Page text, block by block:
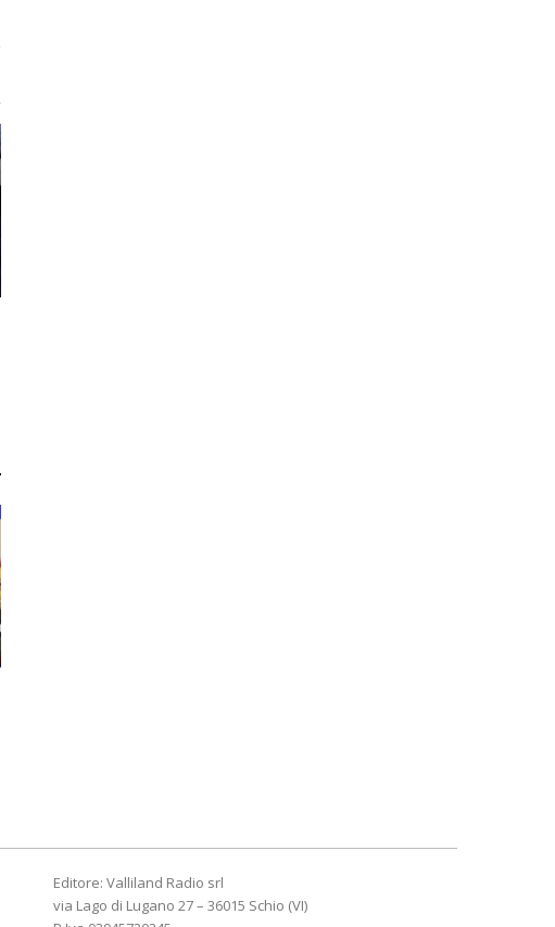
Editore: Valliland Radio srl
via Lago di Lugano 27 – 36015 Schio (VI)